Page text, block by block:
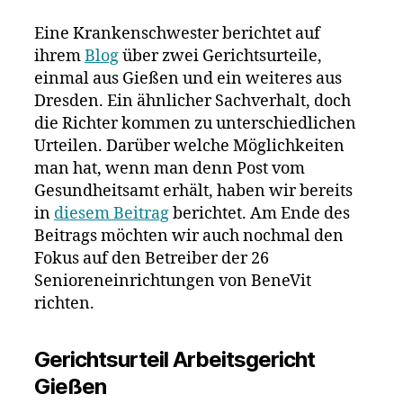
Eine Krankenschwester berichtet auf
ihremBlogüber zwei Gerichtsurteile,
einmal aus Gießen und ein weiteres aus
Dresden. Ein ähnlicher Sachverhalt, doch
die Richter kommen zu unterschiedlichen
Urteilen. Darüber welche Möglichkeiten
man hat, wenn man denn Post vom
Gesundheitsamt erhält, haben wir bereits
in diesem Beitragberichtet. Am Ende des
Beitrags möchten wir auch nochmal den
Fokus auf den Betreiber der 26
Senioreneinrichtungen von BeneVit
richten.
Gerichtsurteil Arbeitsgericht
Gießen